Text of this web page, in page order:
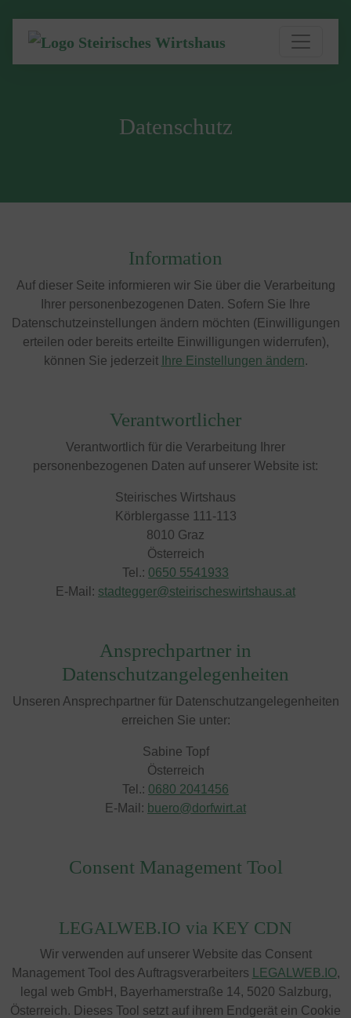
Datenschutz
Information
Auf dieser Seite informieren wir Sie über die Verarbeitung
Ihrer personenbezogenen Daten. Sofern Sie Ihre
Datenschutzeinstellungen ändern möchten (Einwilligungen
erteilen oder bereits erteilte Einwilligungen widerrufen),
können Sie jederzeit
Ihre Einstellungen ändern.
Verantwortlicher
Verantwortlich für die Verarbeitung Ihrer
personenbezogenen Daten auf unserer Website ist:
Steirisches Wirtshaus
Körblergasse 111-113
8010 Graz
Österreich
Tel.: 0650 5541933
E-Mail: stadtegger@steirischeswirtshaus.at
Ansprechpartner in
Datenschutzangelegenheiten
Unseren Ansprechpartner für Datenschutzangelegenheiten
erreichen Sie unter:
Sabine Topf
Österreich
Tel.: 0680 2041456
E-Mail: buero@dorfwirt.at
Consent Management Tool
LEGALWEB.IO via KEY CDN
Wir verwenden auf unserer Website das Consent
Management Tool des Auftragsverarbeiters
LEGALWEB.IO,
legal web GmbH, Bayerhamerstraße 14, 5020 Salzburg,
Österreich. Dieses Tool setzt auf ihrem Endgerät ein Cookie